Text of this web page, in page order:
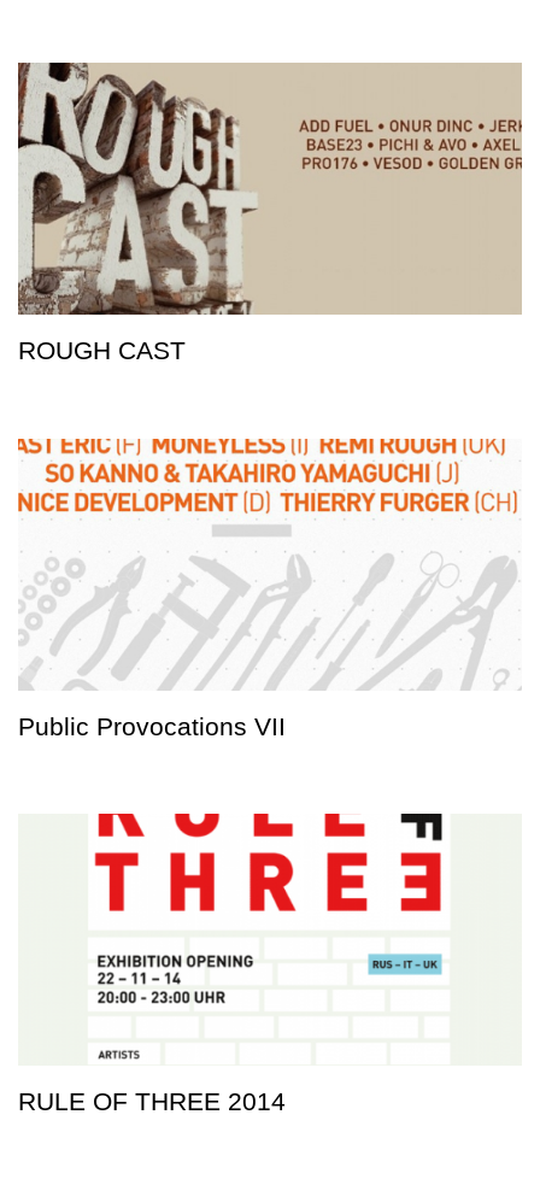
ROUGH CAST
Public Provocations VII
RULE OF THREE 2014